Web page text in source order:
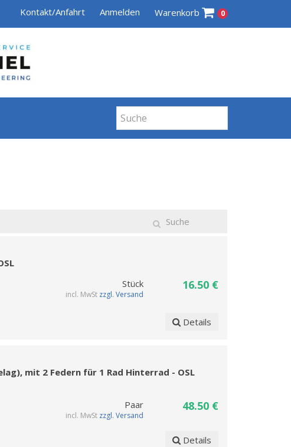
Kontakt/Anfahrt Anmelden Warenkorb 0
Stück
incl. MwSt zzgl. Versand
16.50 €
Details
mit 2 Federn für 1 Rad Hinterrad - OSL
Paar
incl. MwSt zzgl. Versand
48.50 €
Details